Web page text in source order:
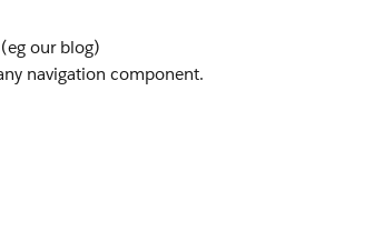
our blog)
navigation component.